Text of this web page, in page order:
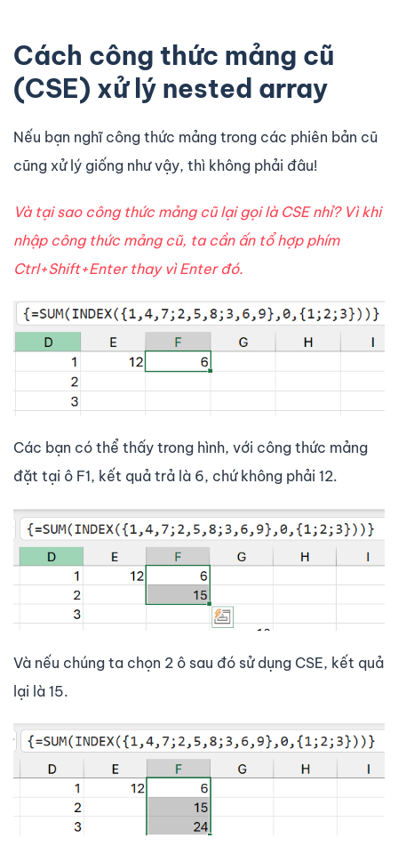
Cách công thức mảng cũ
(CSE) xử lý nested array
Nếu bạn nghĩ công thức mảng trong các phiên bản cũ
cũng xử lý giống như vậy, thì không phải đâu!
Và tại sao công thức mảng cũ lại gọi là CSE nhỉ? Vì khi
nhập công thức mảng cũ, ta cần ấn tổ hợp phím
Ctrl+Shift+Enter thay vì Enter đó.
Các bạn có thể thấy trong hình, với công thức mảng
đặt tại ô F1, kết quả trả là 6, chứ không phải 12.
Và nếu chúng ta chọn 2 ô sau đó sử dụng CSE, kết quả
lại là 15.